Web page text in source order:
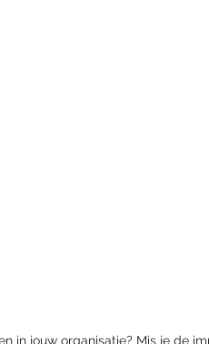
in jouw organisatie? Mis je de